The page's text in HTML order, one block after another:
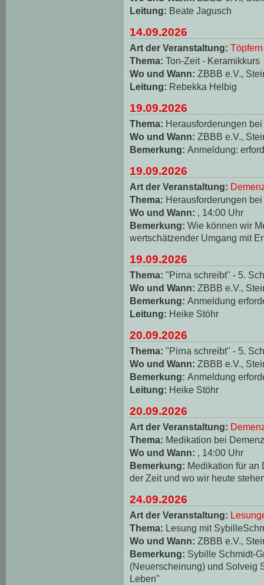
Leitung: Beate Jagusch
14.09.2026
Art der Veranstaltung: Töpfern
Thema: Ton-Zeit - Keramikkurs
Wo und Wann: ZBBB e.V.,
Leitung: Rebekka Helbig
19.09.2026
Thema: Herausforderungen
Wo und Wann: ZBBB e.V.,
Bemerkung: Anmeldung:
19.09.2026
Art der Veranstaltung:
Thema: Herausforderungen
Wo und Wann:
, 14:00 Uhr
Bemerkung: Wie können wir
wertschätzender Umgang mit
19.09.2026
Thema: "Pirna schreibt" - 5.
Wo und Wann: ZBBB e.V.,
Bemerkung: Anmeldung
Leitung: Heike Stöhr
20.09.2026
Thema: "Pirna schreibt" - 5.
Wo und Wann: ZBBB e.V.,
Bemerkung: Anmeldung
Leitung: Heike Stöhr
20.09.2026
Art der Veranstaltung:
Thema: Medikation bei Demenz
Wo und Wann:
, 14:00 Uhr
Bemerkung: Medikation für an
der Zeit und wo wir heute
24.09.2026
Art der Veranstaltung:
Thema: Lesung mit
Wo und Wann: ZBBB e.V.,
Bemerkung: Sybille Schmidt-
(Neuerscheinung) und Solveig
Leben"